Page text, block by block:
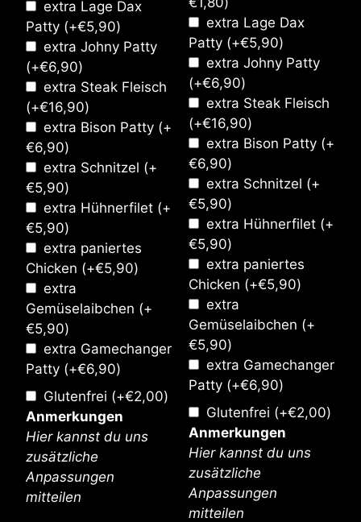
extra Lage Dax
Patty (+€5,90)
extra Johny Patty
(+€6,90)
extra Steak Fleisch
(+€16,90)
extra Bison Patty (+
€6,90)
extra Schnitzel (+
€5,90)
extra Hühnerfilet (+
€5,90)
extra paniertes
Chicken (+€5,90)
extra
Gemüselaibchen (+
€5,90)
extra Gamechanger
Patty (+€6,90)
Glutenfrei (+€2,00)
Anmerkungen
Hier kannst du uns
zusätzliche
Anpassungen
mitteilen
extra Lage Dax
Patty (+€5,90)
extra Johny Patty
(+€6,90)
extra Steak Fleisch
(+€16,90)
extra Bison Patty (+
€6,90)
extra Schnitzel (+
€5,90)
extra Hühnerfilet (+
€5,90)
extra paniertes
Chicken (+€5,90)
extra
Gemüselaibchen (+
€5,90)
extra Gamechanger
Patty (+€6,90)
Glutenfrei (+€2,00)
Anmerkungen
Hier kannst du uns
zusätzliche
Anpassungen
mitteilen